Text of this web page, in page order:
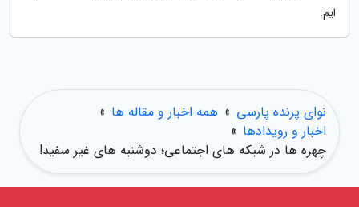
ایم.
نوای پرنده پارسی » همه اخبار و مقاله ها »
اخبار و رویدادها »
چهره ها در شبکه های اجتماعی؛ دوشنبه های غیر سفید!